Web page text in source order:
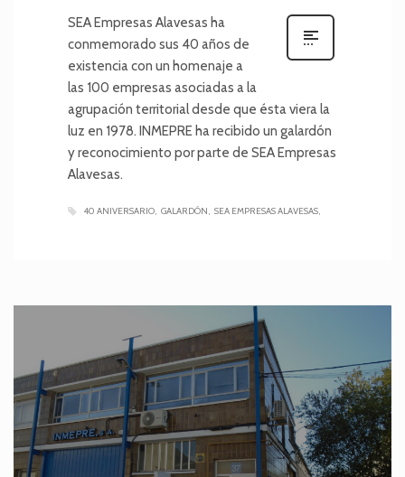
SEA Empresas Alavesas ha
conmemorado sus 40 años de
existencia con un homenaje a
las 100 empresas asociadas a la
agrupación territorial desde que ésta viera la
luz en 1978. INMEPRE ha recibido un galardón
y reconocimiento por parte de SEA Empresas
Alavesas.
40 ANIVERSARIO GALARDÓN SEA EMPRESAS ALAVESAS